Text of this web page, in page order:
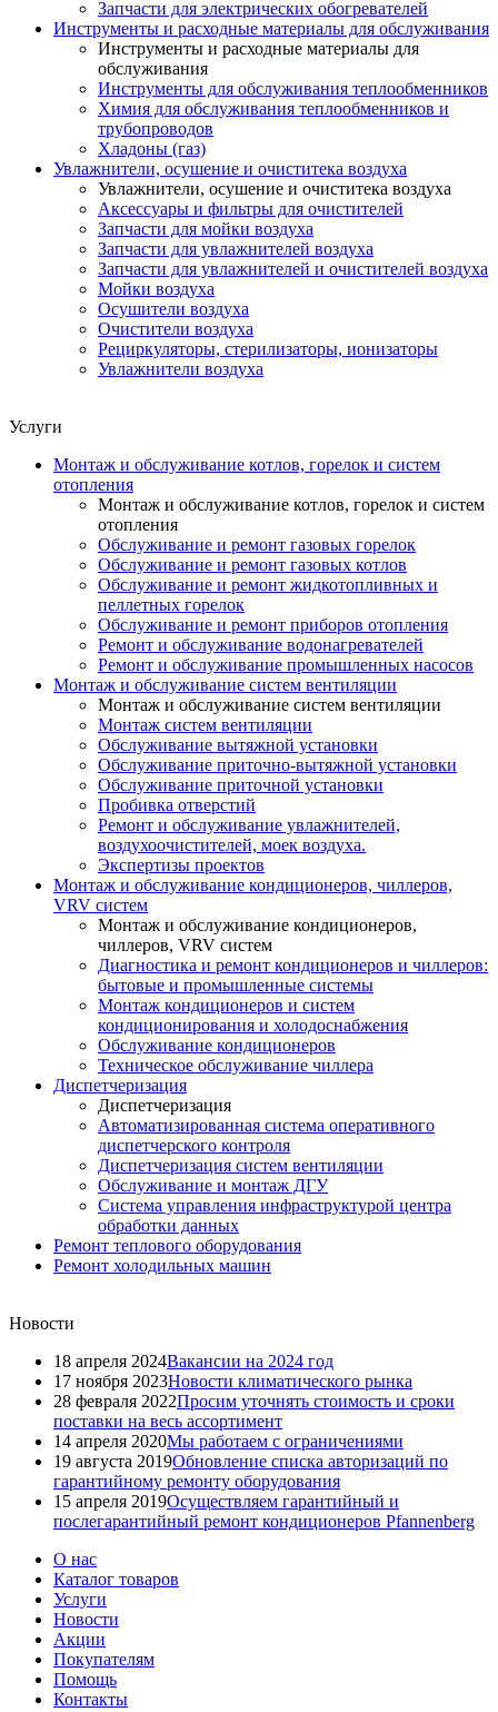
Запчасти для электрических обогревателей
Инструменты и расходные материалы для обслуживания
Инструменты и расходные материалы для
обслуживания
Инструменты для обслуживания теплообменников
Химия для обслуживания теплообменников и
трубопроводов
Хладоны (газ)
Увлажнители, осушение и очиститека воздуха
Увлажнители, осушение и очиститека воздуха
Аксессуары и фильтры для очистителей
Запчасти для мойки воздуха
Запчасти для увлажнителей воздуха
Запчасти для увлажнителей и очистителей воздуха
Мойки воздуха
Осушители воздуха
Очистители воздуха
Рециркуляторы, стерилизаторы, ионизаторы
Увлажнители воздуха
Услуги
Монтаж и обслуживание котлов, горелок и систем
отопления
Монтаж и обслуживание котлов, горелок и систем
отопления
Обслуживание и ремонт газовых горелок
Обслуживание и ремонт газовых котлов
Обслуживание и ремонт жидкотопливных и
пеллетных горелок
Обслуживание и ремонт приборов отопления
Ремонт и обслуживание водонагревателей
Ремонт и обслуживание промышленных насосов
Монтаж и обслуживание систем вентиляции
Монтаж и обслуживание систем вентиляции
Монтаж систем вентиляции
Обслуживание вытяжной установки
Обслуживание приточно-вытяжной установки
Обслуживание приточной установки
Пробивка отверстий
Ремонт и обслуживание увлажнителей,
воздухоочистителей, моек воздуха.
Экспертизы проектов
Монтаж и обслуживание кондиционеров, чиллеров,
VRV систем
Монтаж и обслуживание кондиционеров,
чиллеров, VRV систем
Диагностика и ремонт кондиционеров и чиллеров:
бытовые и промышленные системы
Монтаж кондиционеров и систем
кондиционирования и холодоснабжения
Обслуживание кондиционеров
Техническое обслуживание чиллера
Диспетчеризация
Диспетчеризация
Автоматизированная система оперативного
диспетчерского контроля
Диспетчеризация систем вентиляции
Обслуживание и монтаж ДГУ
Система управления инфраструктурой центра
обработки данных
Ремонт теплового оборудования
Ремонт холодильных машин
Новости
18 апреля 2024Вакансии на 2024 год
17 ноября 2023Новости климатического рынка
28 февраля 2022Просим уточнять стоимость и сроки
поставки на весь ассортимент
14 апреля 2020Мы работаем с ограничениями
19 августа 2019Обновление списка авторизаций по
гарантийному ремонту оборудования
15 апреля 2019Осуществляем гарантийный и
послегарантийный ремонт кондиционеров Pfannenberg
О нас
Каталог товаров
Услуги
Новости
Акции
Покупателям
Помощь
Контакты